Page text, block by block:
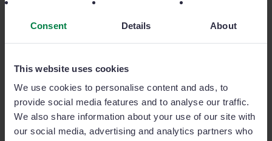
Consent Details About
This website uses cookies
We use cookies to personalise content and ads, to
provide social media features and to analyse our traffic.
We also share information about your use of our site with
our social media, advertising and analytics partners who
resultados sobresalientes con ChatGPT, es
fundamental tener en mente que el
prompt
perfecto no existe. Como adelantamos en el
significativamente al seguir la conversación con
ChatGPT tras la primera respuesta, refinando los
resultados y probando distintos feedbacks.